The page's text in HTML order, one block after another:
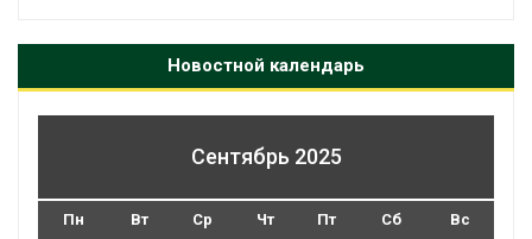
Новостной календарь
Сентябрь 2025
Пн Вт Ср Чт Пт Сб Вс